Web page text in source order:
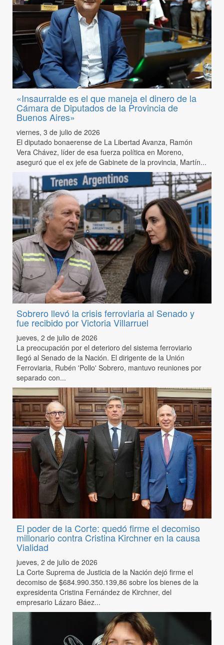
«Insaurralde es el que maneja el dinero de la
Cámara de Diputados de la Provincia de
Buenos Aires»
viernes, 3 de julio de 2026
El diputado bonaerense de La Libertad Avanza, Ramón
Vera Chávez, líder de esa fuerza política en Moreno,
aseguró que el ex jefe de Gabinete de la provincia, Martín...
Sobrero llevó la crisis ferroviaria al Senado y
fue recibido por Victoria Villarruel
jueves, 2 de julio de 2026
La preocupación por el deterioro del sistema ferroviario
llegó al Senado de la Nación. El dirigente de la Unión
Ferroviaria, Rubén 'Pollo' Sobrero, mantuvo reuniones por
separado con...
El poder de la Corte: quedó firme el decomiso
millonario contra Cristina Kirchner en la causa
Vialidad
jueves, 2 de julio de 2026
La Corte Suprema de Justicia de la Nación dejó firme el
decomiso de $684.990.350.139,86 sobre los bienes de la
expresidenta Cristina Fernández de Kirchner, del
empresario Lázaro Báez...